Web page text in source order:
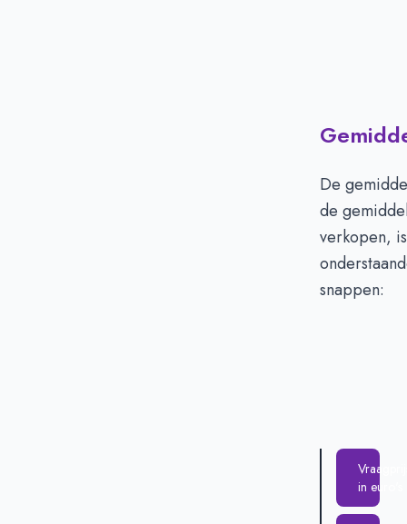
De
de
verkopen,
snappen:
Vraagprijs
in euro's